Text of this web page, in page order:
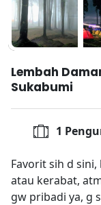
Lembah
Sukabumi
1
Favorit sih d
atau kerabat,
gw pribadi ya, g